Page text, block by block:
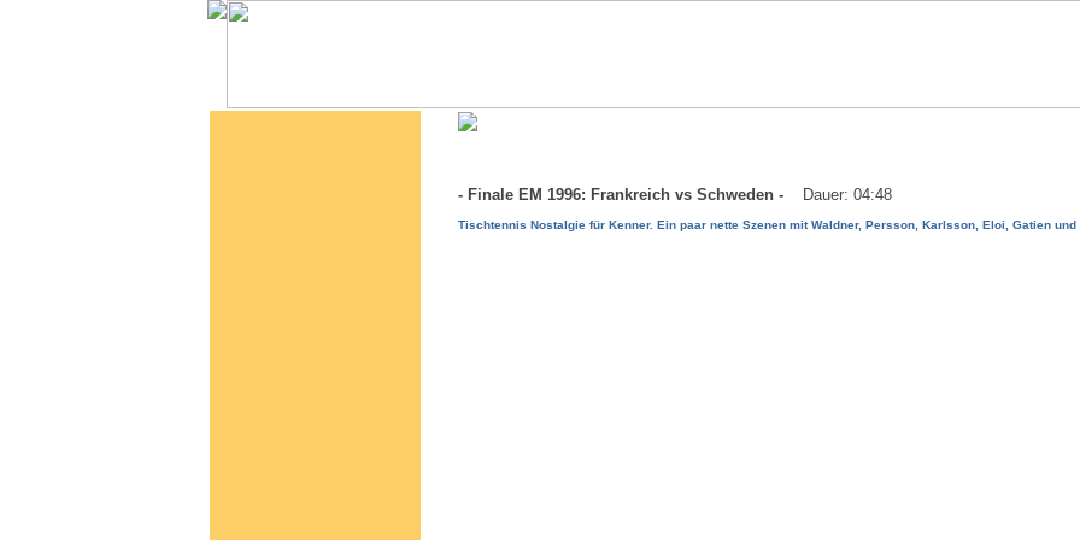
- Finale EM 1996: Frankreich vs Schweden - Dauer: 04:48
Tischtennis Nostalgie für Kenner. Ein paar nette Szenen mit Waldner, Persson, Karlsson, Eloi, Gatien und